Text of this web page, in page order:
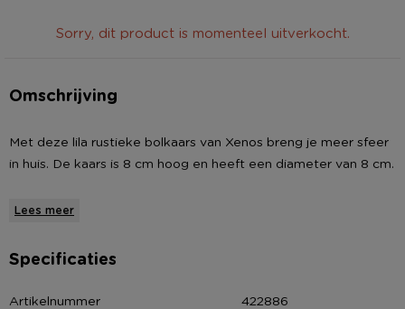
Sorry, dit product is momenteel uitverkocht.
Omschrijving
Met deze lila rustieke bolkaars van Xenos breng je meer sfeer
in huis. De kaars is 8 cm hoog en heeft een diameter van 8 cm.
De rustieke kaarsencollectie van Xenos bestaat uit een
kleuren en formaten met elkaar te combineren. Op een
kaarsenplateau of schaal bijvoorbeeld. Wat sierzand, schelpen
of steentjes erbij. En voilà, je hebt een super toffe eyecatcher
Lees meer
Specificaties
Artikelnummer
422886